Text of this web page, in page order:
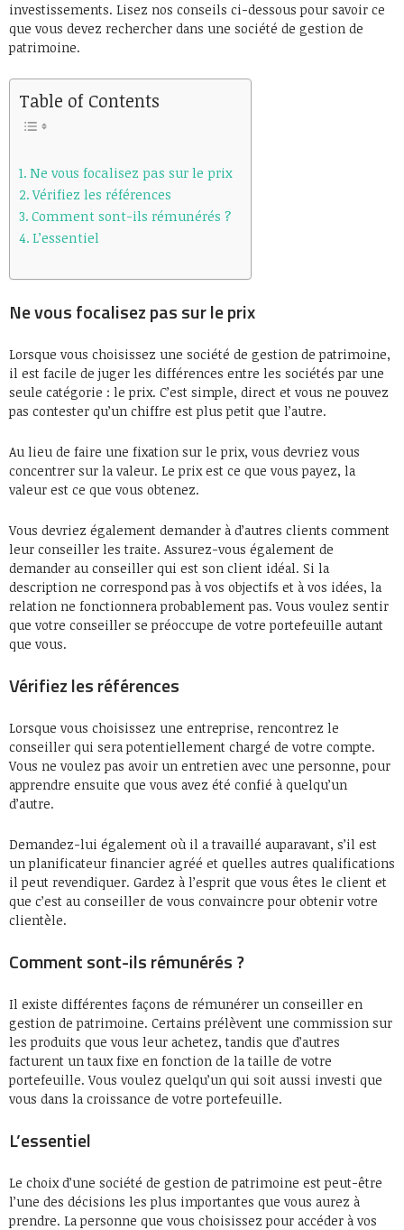
investissements. Lisez nos conseils ci-dessous pour savoir ce
que vous devez rechercher dans une société de gestion de
patrimoine.
Table of Contents
Ne vous focalisez pas sur le prix
Vérifiez les références
Comment sont-ils rémunérés ?
L’essentiel
Ne vous focalisez pas sur le prix
Lorsque vous choisissez une société de gestion de patrimoine,
il est facile de juger les différences entre les sociétés par une
seule catégorie : le prix. C’est simple, direct et vous ne pouvez
pas contester qu’un chiffre est plus petit que l’autre.
Au lieu de faire une fixation sur le prix, vous devriez vous
concentrer sur la valeur. Le prix est ce que vous payez, la
valeur est ce que vous obtenez.
Vous devriez également demander à d’autres clients comment
leur conseiller les traite. Assurez-vous également de
demander au conseiller qui est son client idéal. Si la
description ne correspond pas à vos objectifs et à vos idées, la
relation ne fonctionnera probablement pas. Vous voulez sentir
que votre conseiller se préoccupe de votre portefeuille autant
que vous.
Vérifiez les références
Lorsque vous choisissez une entreprise, rencontrez le
conseiller qui sera potentiellement chargé de votre compte.
Vous ne voulez pas avoir un entretien avec une personne, pour
apprendre ensuite que vous avez été confié à quelqu’un
d’autre.
Demandez-lui également où il a travaillé auparavant, s’il est
un planificateur financier agréé et quelles autres qualifications
il peut revendiquer. Gardez à l’esprit que vous êtes le client et
que c’est au conseiller de vous convaincre pour obtenir votre
clientèle.
Comment sont-ils rémunérés ?
Il existe différentes façons de rémunérer un conseiller en
gestion de patrimoine. Certains prélèvent une commission sur
les produits que vous leur achetez, tandis que d’autres
facturent un taux fixe en fonction de la taille de votre
portefeuille. Vous voulez quelqu’un qui soit aussi investi que
vous dans la croissance de votre portefeuille.
L’essentiel
Le choix d’une société de gestion de patrimoine est peut-être
l’une des décisions les plus importantes que vous aurez à
prendre. La personne que vous choisissez pour accéder à vos